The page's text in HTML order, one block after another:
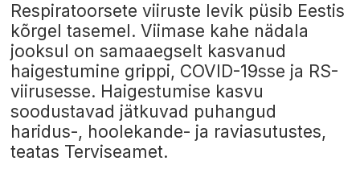
Respiratoorsete viiruste levik püsib Eestis
kõrgel tasemel. Viimase kahe nädala
jooksul on samaaegselt kasvanud
haigestumine grippi, COVID-19sse ja RS-
viirusesse. Haigestumise kasvu
soodustavad jätkuvad puhangud
haridus-, hoolekande- ja raviasutustes,
teatas Terviseamet.